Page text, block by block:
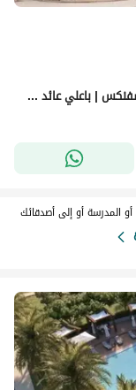
شقة فندقة للبيع | متشطبة بالكامل | امام مطار سفنكس | باعلي عائد | استثمار | نيو زايد | المتحف المصري الكبير | الاهرامات | كامبل جراي
المدرسة أو إلى أصدقائك